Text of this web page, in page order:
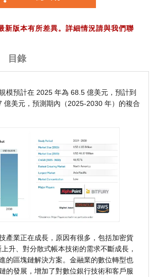
新版本有所差異。詳細情況請與我們聯
目錄
模預計在 2025 年為 68.5 億美元，預計到
億美元，預測期內（2025-2030 年）的複合
產業正在成長，原因有很多，包括加密貨
升、對分散式帳本技術的需求不斷成長，
的區塊鏈解決方案。金融業的數位轉型也
的發展，增加了對數位銀行技術和客戶服